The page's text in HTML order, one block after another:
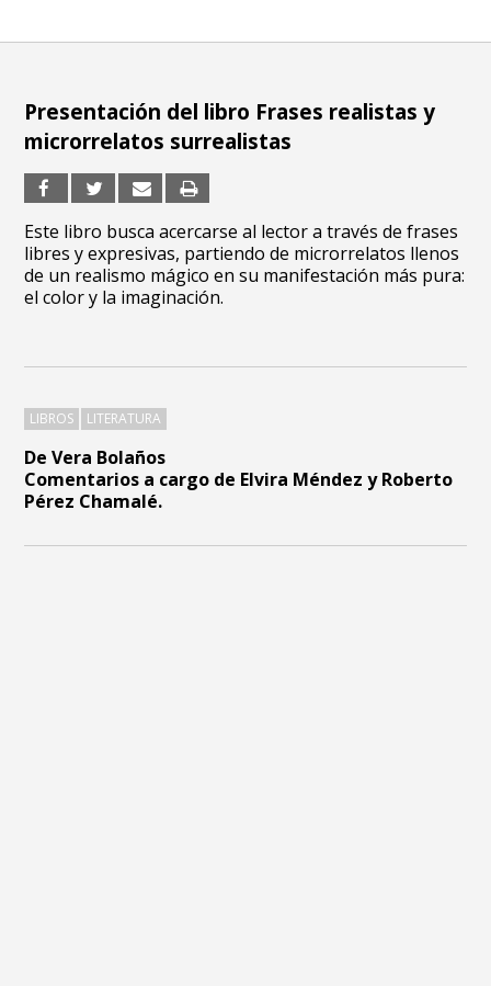
De Vera Bolaños
Comentarios a cargo de Elvira Méndez y Roberto
Pérez Chamalé.
Presentación del libro Frases realistas y
microrrelatos surrealistas
Este libro busca acercarse al lector a través de frases
libres y expresivas, partiendo de microrrelatos llenos
de un realismo mágico en su manifestación más pura:
el color y la imaginación.
LIBROS LITERATURA